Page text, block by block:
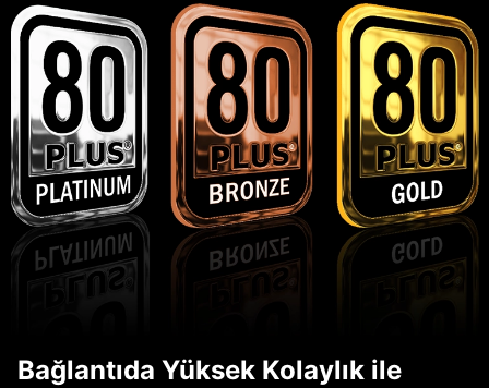
Bağlantıda Yüksek Kolaylık ile